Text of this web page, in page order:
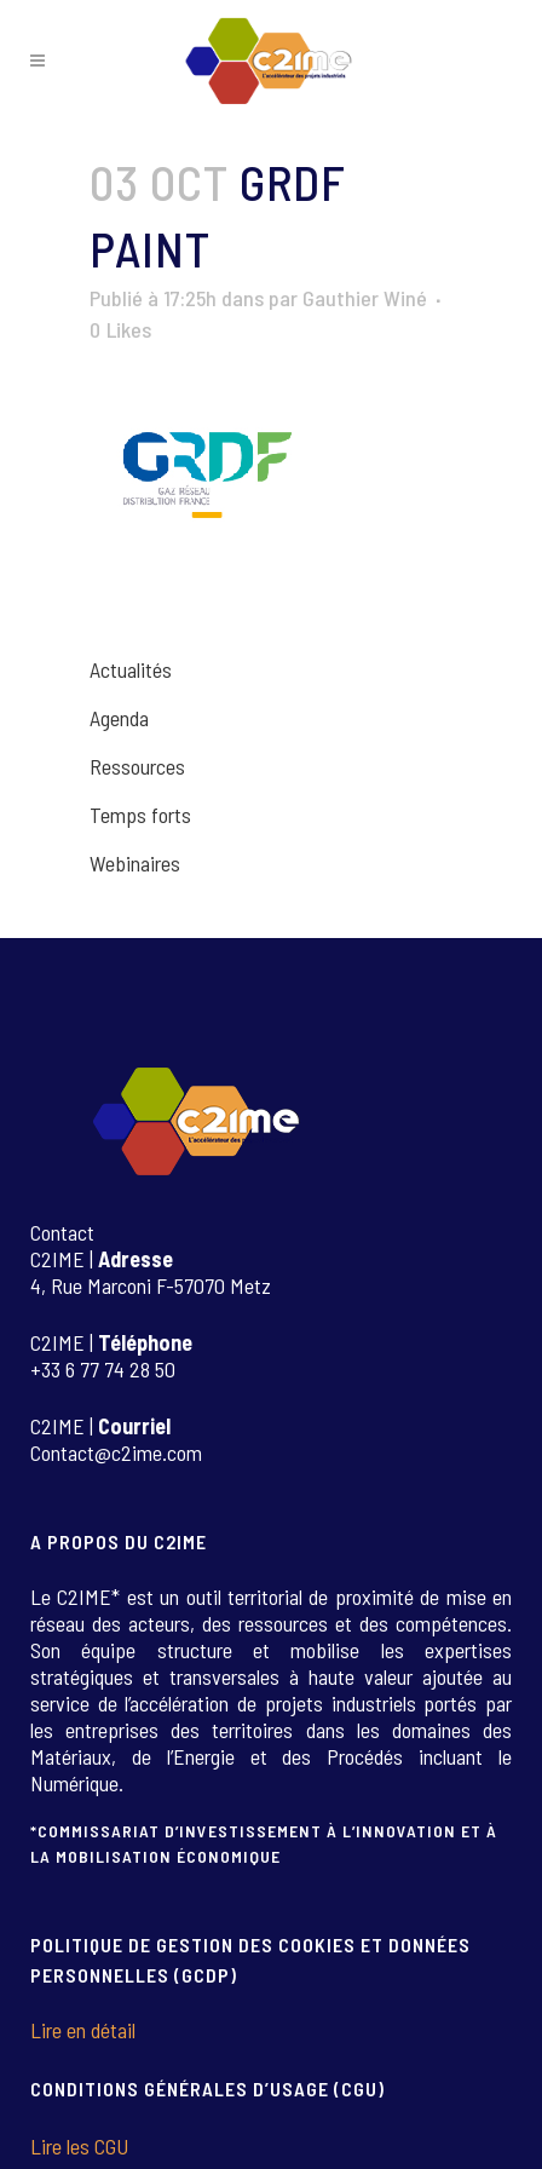
03 OCT GRDF
PAINT
Publié à 17:25h dans par Gauthier Winé
0 Likes
Actualités
Agenda
Ressources
Temps forts
Webinaires
Contact
C2IME | Adresse
4, Rue Marconi F-57070 Metz
C2IME | Téléphone
+33 6 77 74 28 50
C2IME | Courriel
Contact@c2ime.com
A PROPOS DU C2IME
Le C2IME* est un outil territorial de proximité de mise en
réseau des acteurs, des ressources et des compétences.
Son équipe structure et mobilise les expertises
stratégiques et transversales à haute valeur ajoutée au
service de l’accélération de projets industriels portés par
les entreprises des territoires dans les domaines des
Matériaux, de l’Energie et des Procédés incluant le
Numérique.
*COMMISSARIAT D’INVESTISSEMENT À L’INNOVATION ET À
LA MOBILISATION ÉCONOMIQUE
POLITIQUE DE GESTION DES COOKIES ET DONNÉES
PERSONNELLES (GCDP)
Lire en détail
CONDITIONS GÉNÉRALES D’USAGE (CGU)
Lire les CGU